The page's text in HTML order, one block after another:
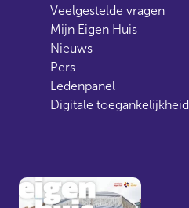
Veelgestelde vragen
Mijn Eigen Huis
Nieuws
Pers
Ledenpanel
Digitale toegankelijkheid